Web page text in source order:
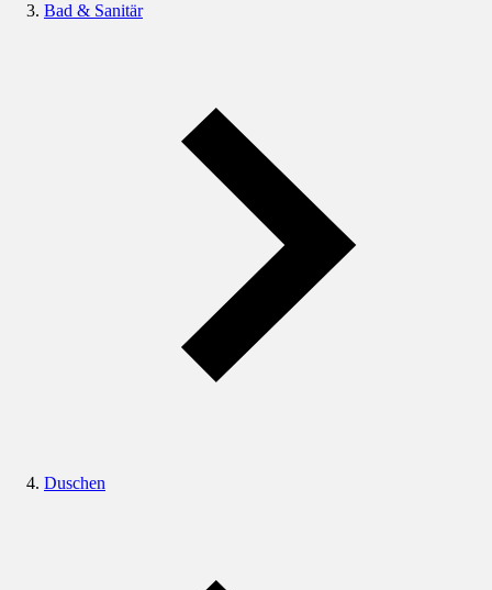
Bad & Sanitär
Duschen